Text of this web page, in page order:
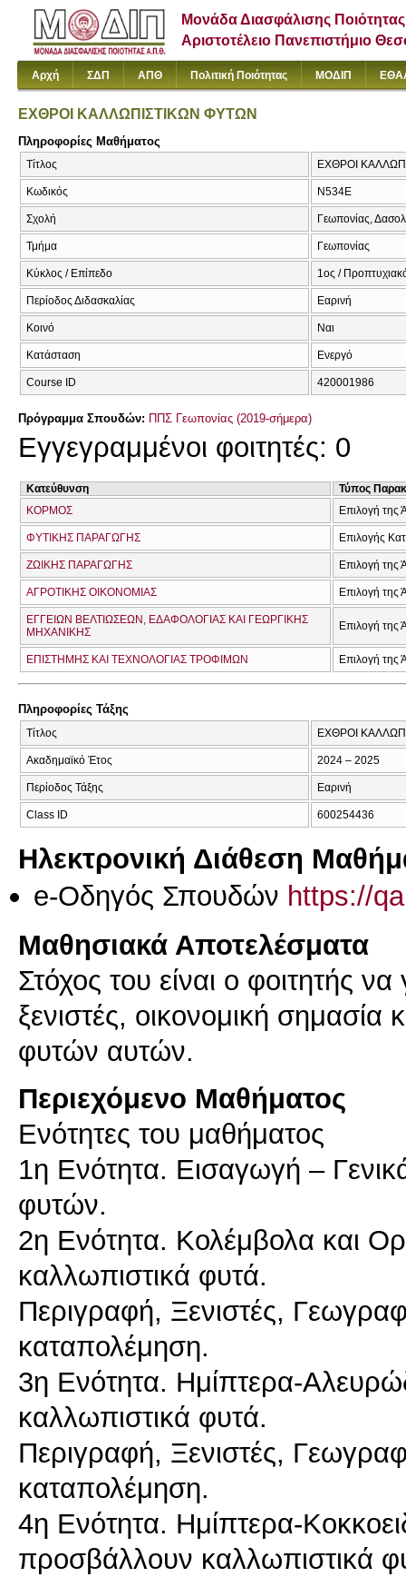
Μονάδα Διασφάλισης Ποιότητας
Αριστοτέλειο Πανεπιστήμιο
Αρχή ΣΔΠ ΑΠΘ Πολιτική Ποιότητας ΜΟΔΙΠ
ΕΧΘΡΟΙ ΚΑΛΛΩΠΙΣΤΙΚΩΝ ΦΥΤΩΝ
Πληροφορίες Μαθήματος
Τίτλος ΕΧΘΡΟΙ
Κωδικός Ν534Ε
Σχολή Γεωπονίας,
Τμήμα Γεωπονίας
Κύκλος / Επίπεδο 1ος /
Περίοδος Διδασκαλίας Εαρινή
Κοινό Ναι
Κατάσταση Ενεργό
Course ID 420001986
Πρόγραμμα Σπουδών: ΠΠΣ Γεωπονίας (2019-σήμερα)
Εγγεγραμμένοι φοιτητές: 0
Κατεύθυνση
Τύπος
ΚΟΡΜΟΣ
Επιλογή της
ΦΥΤΙΚΗΣ ΠΑΡΑΓΩΓΗΣ Επιλογής
ΖΩΙΚΗΣ ΠΑΡΑΓΩΓΗΣ Επιλογή της
ΑΓΡΟΤΙΚΗΣ ΟΙΚΟΝΟΜΙΑΣ Επιλογή της
ΕΓΓΕΙΩΝ ΒΕΛΤΙΩΣΕΩΝ, ΕΔΑΦΟΛΟΓΙΑΣ ΚΑΙ ΓΕΩΡΓΙΚΗΣ
ΜΗΧΑΝΙΚΗΣ
Επιλογή της
ΕΠΙΣΤΗΜΗΣ ΚΑΙ ΤΕΧΝΟΛΟΓΙΑΣ ΤΡΟΦΙΜΩΝ Επιλογή της
Πληροφορίες Τάξης
Τίτλος ΕΧΘΡΟΙ
Ακαδημαϊκό Έτος 2024 – 2025
Περίοδος Τάξης Εαρινή
Class ID 600254436
Ηλεκτρονική Διάθεση
e-Οδηγός Σπουδών https://
Μαθησιακά Αποτελέσματα
Στόχος του είναι ο φοιτητής
ξενιστές, οικονομική
φυτών αυτών.
Περιεχόμενο Μαθήματος
Ενότητες του μαθήματος
1η Ενότητα. Εισαγωγή –
φυτών.
2η Ενότητα. Κολέμβολα και
καλλωπιστικά φυτά.
Περιγραφή, Ξενιστές,
καταπολέμηση.
3η Ενότητα. Ημίπτερα-
καλλωπιστικά φυτά.
Περιγραφή, Ξενιστές,
καταπολέμηση.
4η Ενότητα. Ημίπτερα-
προσβάλλουν καλλωπιστικά